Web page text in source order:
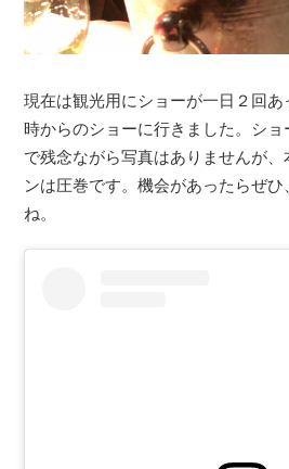
現在は観光用にショーが一日２回
時からのショーに行きました。シ
で残念ながら写真はありませんが
ンは圧巻です。機会があったらぜ
ね。